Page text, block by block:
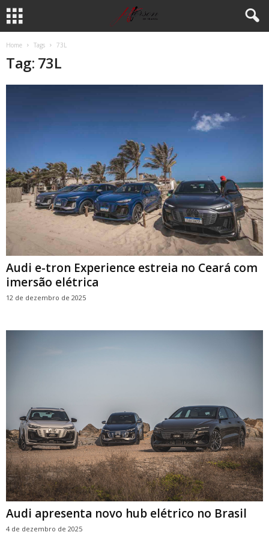
Home Tags 73L
Tag: 73L
Audi e-tron Experience estreia no Ceará com
imersão elétrica
12 de dezembro de 2025
Audi apresenta novo hub elétrico no Brasil
4 de dezembro de 2025